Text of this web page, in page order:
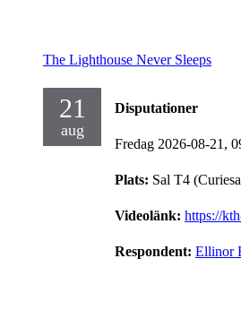
The Lighthouse Never Sleeps
21
aug
Disputationer
Fredag 2026-08-21,
Plats: Sal T4
Videolänk: https://
Respondent: Ellinor